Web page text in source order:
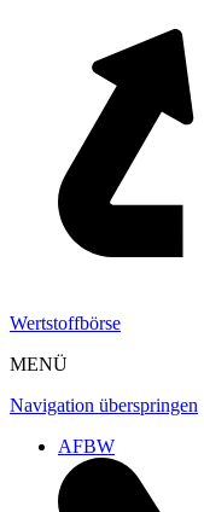
Wertstoffbörse
MENÜ
Navigation überspringen
AFBW